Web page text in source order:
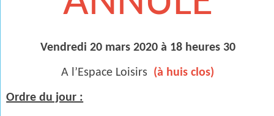
Vendredi 20 mars 2020 à 18 heures 30
A l’Espace Loisirs (à huis clos)
Ordre du jour :